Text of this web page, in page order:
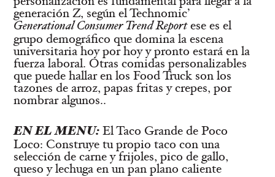
generación Z, según el Technomic’
Generational Consumer Trend Reportese es el
grupo demográfico que domina la escena
universitaria hoy por hoy y pronto estará en la
fuerza laboral. Otras comidas personalizables
que puede hallar en los Food Truck son los
tazones de arroz, papas fritas y crepes, por
nombrar algunos..
EN EL MENU: El Taco Grande de Poco
Loco: Construye tu propio taco con una
selección de carne y frijoles, pico de gallo,
queso y lechuga en un pan plano caliente